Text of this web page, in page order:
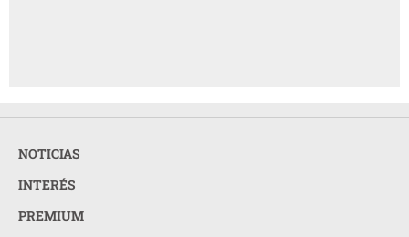
NOTICIAS
INTERÉS
PREMIUM